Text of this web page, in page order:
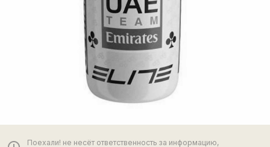
Поехали! не несёт ответственность за информацию,